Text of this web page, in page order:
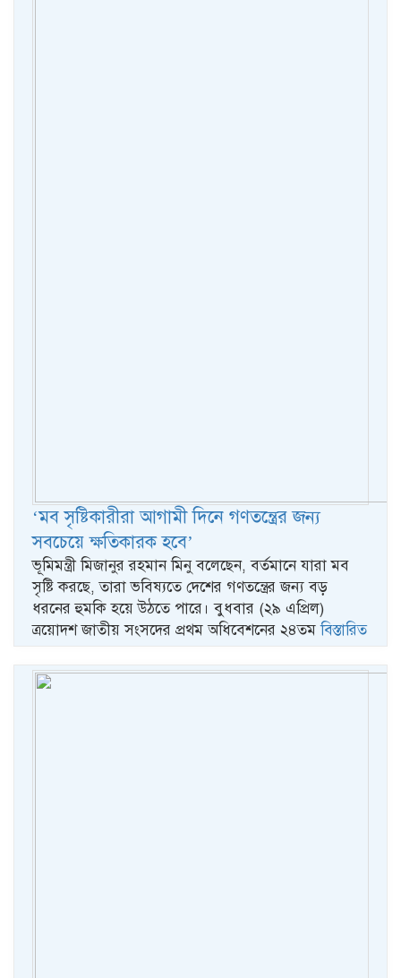
‘মব সৃষ্টিকারীরা আগামী দিনে গণতন্ত্রের জন্য
সবচেয়ে ক্ষতিকারক হবে’
ভূমিমন্ত্রী মিজানুর রহমান মিনু বলেছেন, বর্তমানে যারা মব
সৃষ্টি করছে, তারা ভবিষ্যতে দেশের গণতন্ত্রের জন্য বড়
ধরনের হুমকি হয়ে উঠতে পারে। বুধবার (২৯ এপ্রিল)
ত্রয়োদশ জাতীয় সংসদের প্রথম অধিবেশনের ২৪তমবিস্তারিত